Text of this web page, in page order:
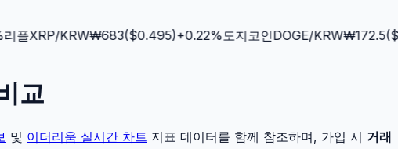
플XRP/KRW₩683($0.495)+0.22%도지코인DOGE/KRW₩172.5($
교
및 이더리움 실시간 차트 지표 데이터를 함께 참조하며, 가입 시 거래